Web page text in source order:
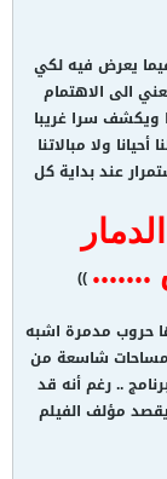
يعرض فيه لكي
الى الاهتمام
ويكشف سرا غريبا
ولا مبالاتنا
عند بداية كل
الدمار
.......
))
حروب مدمرة اشبه
مساحات شاسعة من
.. رغم أنه قد
مؤلف الفيلم